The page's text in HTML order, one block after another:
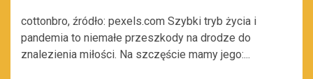
cottonbro, źródło: pexels.com Szybki tryb życia i
pandemia to niemałe przeszkody na drodze do
znalezienia miłości. Na szczęście mamy jego:...